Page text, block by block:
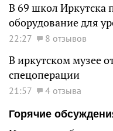
В 69 школ Иркутска
оборудование для
22:27 8 отзывов
В иркутском музее
спецоперации
21:57
4 отзыва
Горячие